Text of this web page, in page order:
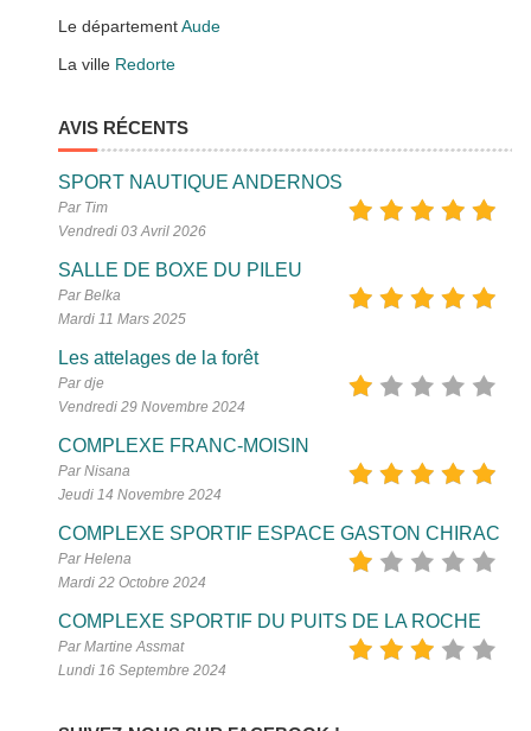
Le départementAude
La ville Redorte
AVIS RÉCENTS
SPORT NAUTIQUE ANDERNOS
Par Tim
Vendredi 03 Avril 2026
SALLE DE BOXE DU PILEU
Par Belka
Mardi 11 Mars 2025
Les attelages de la forêt
Par dje
Vendredi 29 Novembre 2024
COMPLEXE FRANC-MOISIN
Par Nisana
Jeudi 14 Novembre 2024
COMPLEXE SPORTIF ESPACE GASTON CHIRAC
Par Helena
Mardi 22 Octobre 2024
COMPLEXE SPORTIF DU PUITS DE LA ROCHE
Par Martine Assmat
Lundi 16 Septembre 2024